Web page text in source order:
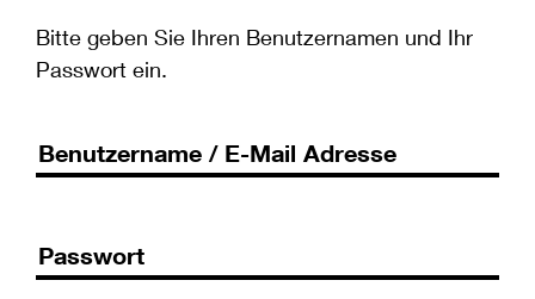
Bitte geben Sie Ihren Benutzernamen und Ihr
Passwort ein.